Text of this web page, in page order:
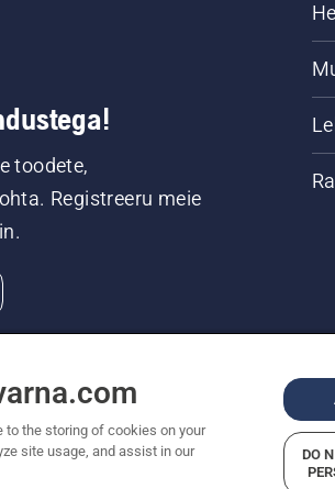
toodete,
Registreeru meie
õigused kaitstud. Esitatud hinnad
to the storing of cookies on your
site usage, and assist in our
DO